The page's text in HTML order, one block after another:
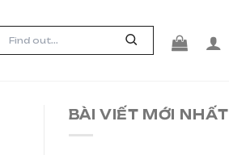
BÀI VIẾT MỚI NHẤT